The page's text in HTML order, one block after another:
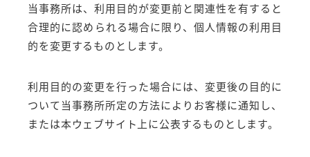
当事務所は、利用目的が変更前と関連性を有すると
合理的に認められる場合に限り、個人情報の利用目
的を変更するものとします。
利用目的の変更を行った場合には、変更後の目的に
ついて当事務所所定の方法によりお客様に通知し、
または本ウェブサイト上に公表するものとします。